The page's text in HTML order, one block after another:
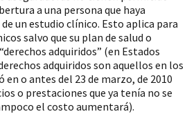
a una persona que haya
un estudio clínico. Esto aplica para
salvo que su plan de salud o
adquiridos” (en Estados
adquiridos son aquellos en los
en o antes del 23 de marzo, de 2010
o prestaciones que ya tenía no se
el costo aumentará).